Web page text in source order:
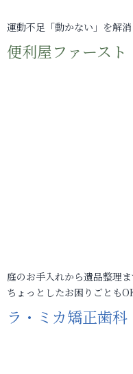
運動不足「動かない」を解
便利屋ファースト
庭のお手入れから遺品整理
ちょっとしたお困りごとも
ラ・ミカ矯正歯科